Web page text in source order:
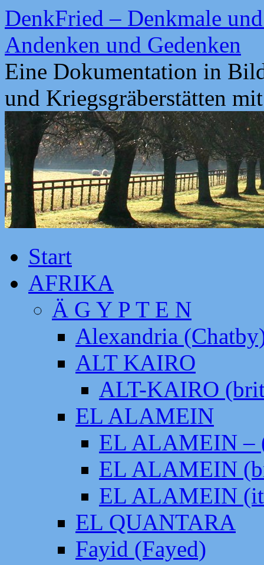
Zum
Inhalt
springen
DenkFried – Denkmale
Andenken und Gedenken
Eine Dokumentation in
und Kriegsgräberstätten
Start
AFRIKA
Ä G Y P T E N
Alexandria
ALT KAIRO
ALT-KAIRO
EL ALAMEIN
EL ALAMEIN –
EL ALAMEIN
EL ALAMEIN
EL QUANTARA
Fayid (Fayed)